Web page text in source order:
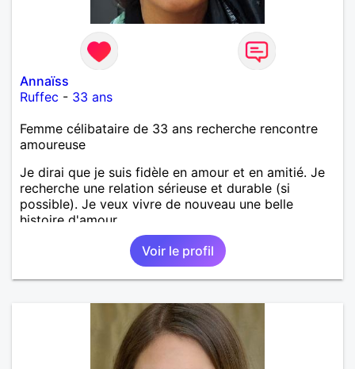
Annaïss
Ruffec - 33 ans
Femme célibataire de 33 ans recherche rencontre
amoureuse
Je dirai que je suis fidèle en amour et en amitié. Je
recherche une relation sérieuse et durable (si
possible). Je veux vivre de nouveau une belle
histoire d'amour.
Voir le profil